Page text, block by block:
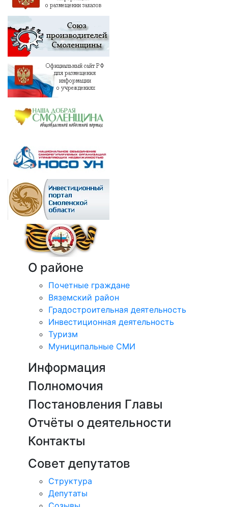
О районе
Почетные граждане
Вяземский район
Градостроительная деятельность
Инвестиционная деятельность
Туризм
Муниципальные СМИ
Информация
Полномочия
Постановления Главы
Отчёты о деятельности
Контакты
Совет депутатов
Структура
Депутаты